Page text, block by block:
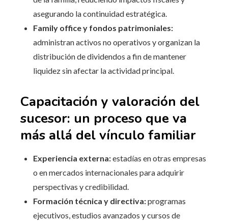
asegurando la continuidad estratégica.
Family office y fondos patrimoniales:
administran activos no operativos y organizan la
distribución de dividendos a fin de mantener
liquidez sin afectar la actividad principal.
Capacitación y valoración del
sucesor: un proceso que va
más allá del vínculo familiar
Experiencia externa:estadías en otras empresas
o en mercados internacionales para adquirir
perspectivas y credibilidad.
Formación técnica y directiva:programas
ejecutivos, estudios avanzados y cursos de